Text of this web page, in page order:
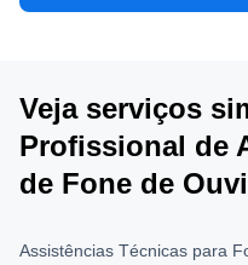
Veja serviços
Profissional de
de Fone de
Assistências Técnicas para